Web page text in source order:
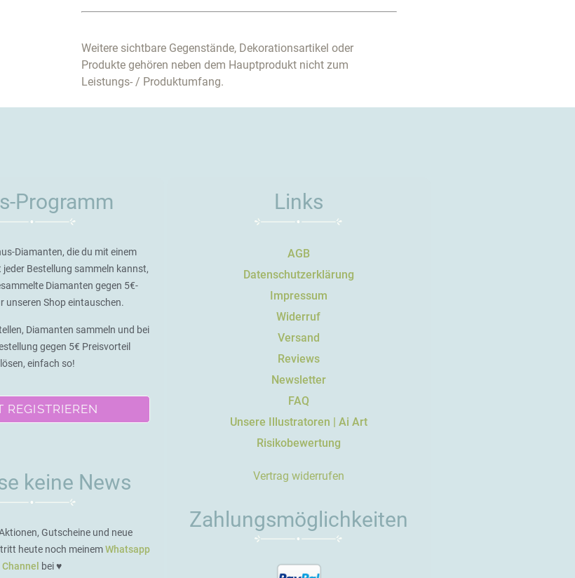
Weitere sichtbare Gegenstände, Dekorationsartikel oder
Produkte gehören neben dem Hauptprodukt nicht zum
Leistungs- / Produktumfang.
Programm
Diamanten, die du mit einem
Bestellung sammeln kannst,
Diamanten gegen 5€-
unseren Shop eintauschen.
Diamanten sammeln und bei
gegen 5€ Preisvorteil
einfach so!
REGISTRIEREN
keine News
Gutscheine und neue
heute noch meinemWhatsapp
Channel
bei ♥️
Links
AGB
Datenschutzerklärung
Impressum
Widerruf
Versand
Reviews
Newsletter
FAQ
Unsere Illustratoren | Ai Art
Risikobewertung
Vertrag widerrufen
Zahlungsmöglichkeiten